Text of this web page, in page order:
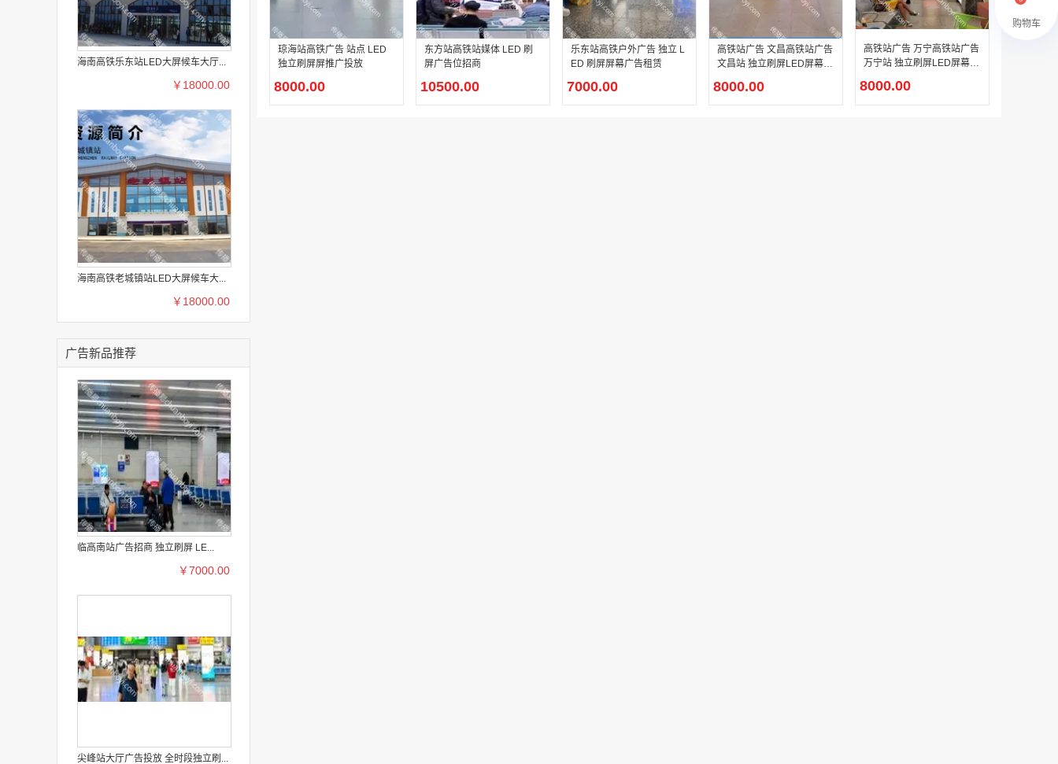
海南高铁乐东站LED大屏候车大厅...
￥18000.00
海南高铁老城镇站LED大屏候车大...
￥18000.00
广告新品推荐
临高南站广告招商 独立刷屏 LE...
￥7000.00
尖峰站大厅广告投放 全时段独立刷...
琼海站高铁广告 站点 LED
独立刷屏屏推广投放
8000.00
东方站高铁站媒体 LED 刷
屏广告位招商
10500.00
乐东站高铁户外广告 独立 L
ED 刷屏屏幕广告租赁
7000.00
高铁站广告 文昌高铁站广告
文昌站 独立刷屏LED屏幕广
8000.00
高铁站广告 万宁高铁站广告
万宁站 独立刷屏LED屏幕广
8000.00
购物车